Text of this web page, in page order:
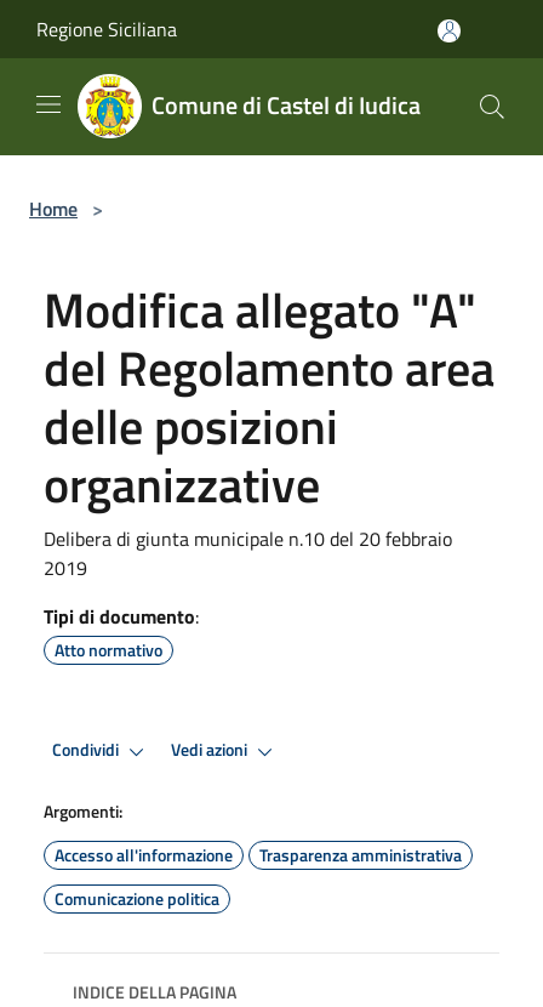
Regione Siciliana
Comune di Castel di Iudica
Home >
Modifica allegato "A"
del Regolamento area
delle posizioni
organizzative
Delibera di giunta municipale n.10 del 20 febbraio
2019
Tipi di documento:
Atto normativo
Condividi Vedi azioni
Argomenti:
Accesso all'informazione
Trasparenza amministrativa
Comunicazione politica
INDICE DELLA PAGINA